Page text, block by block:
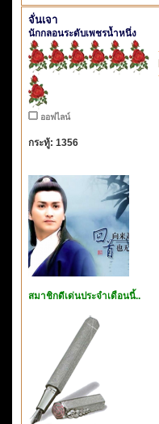
จั่นเจา
นักกลอนระดับเพชรน้ำหนึ่ง
ออฟไลน์
กระทู้: 1356
สมาชิกดีเด่นประจำเดือนนี้..